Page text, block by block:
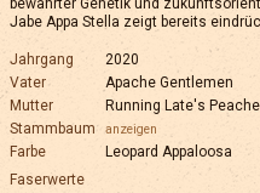
bewährter Genetik und
Jabe Appa Stella zeigt bereits
Jahrgang
2020
Vater
Apache Gentlemen
Mutter
Running Late's
Stammbaum
anzeigen
Farbe
Leopard Appaloosa
Faserwerte